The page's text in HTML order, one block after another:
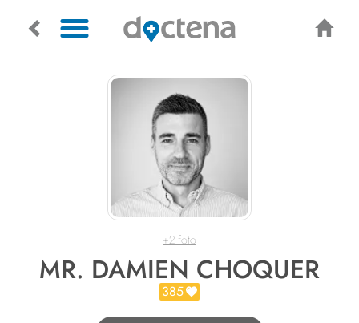
+2 foto
MR. DAMIEN CHOQUER
385